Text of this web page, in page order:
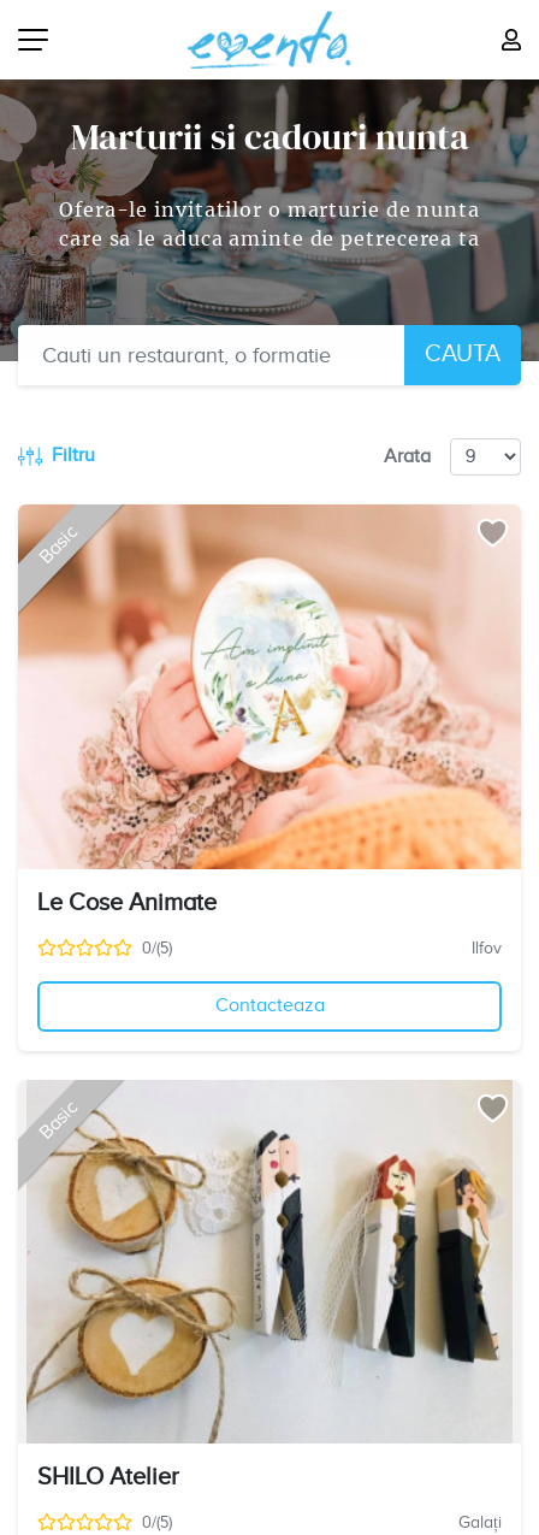
Marturii si cadouri nunta
Ofera-le invitatilor o marturie de nunta
care sa le aduca aminte de petrecerea ta
CAUTA
Filtru Arata
Basic
Le Cose Animate
0/(5) Ilfov
Contacteaza
Basic
SHILO Atelier
0/(5) Galați